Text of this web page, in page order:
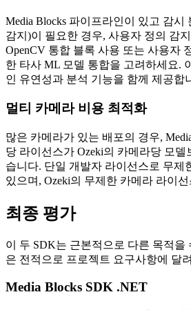
Media Blocks 파이프라인이 있고 감시
감지)이 필요한 경우, 사용자 정의 감
OpenCV 통합 블록 사용 또는 사용자
한 타사 ML 모델 통합을 고려하세요.
인 유연성과 분석 기능을 함께 제공합
멀티 카메라 비용 최적화
많은 카메라가 있는 배포의 경우,
당 라이선스가 Ozeki의 카메라당 모델
습니다. 단일 개발자 라이선스로 무제
있으며, Ozeki의 무제한 카메라 라이
최종 평가
이 두 SDK는 근본적으로 다른 목적을
은 전적으로 프로젝트 요구사항에 달
Media Blocks SDK .NET